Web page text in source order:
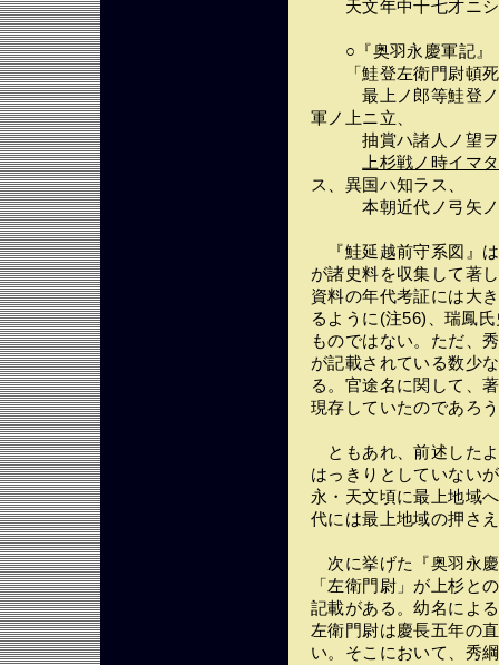
天文年中十七才ニシ
○『奥羽永慶軍記』
「鮭登左衛門尉頓死
最上ノ郎等鮭登ノ
軍ノ上ニ立、
抽賞ハ諸人ノ望ヲ
上杉戦ノ時イマ
ス、異国ハ知ラス、
本朝近代ノ弓矢ノ
『鮭延越前守系図』
が諸史料を収集して著
資料の年代考証には大
るように(注56)、瑞鳳
ものではない。ただ、
が記載されている数少
る。官途名に関して、
現存していたのであろ
ともあれ、前述した
はっきりとしていない
永・天文頃に最上地域
代には最上地域の押さ
次に挙げた『奥羽永
「左衛門尉」が上杉と
記載がある。幼名によ
左衛門尉は慶長五年の
い。そこにおいて、秀